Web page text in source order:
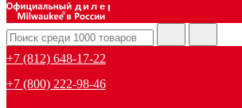
дилер
+7 (812) 648-17-22
+7 (800) 222-98-46